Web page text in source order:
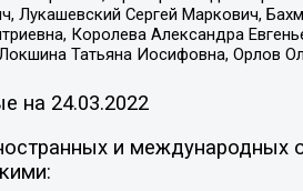
Лукашевский Сергей Маркович,
Королева Александра
Татьяна Иосифовна, Орлов
на 24.03.2022
и международных